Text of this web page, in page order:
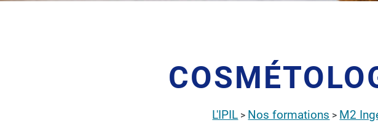
L'IPIL > Nos formations > M2